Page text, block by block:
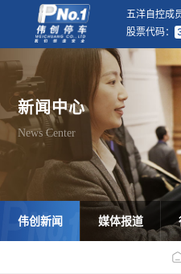
五洋自控成
股票代码：
新闻中心
News Center
伟创新闻 媒体报道